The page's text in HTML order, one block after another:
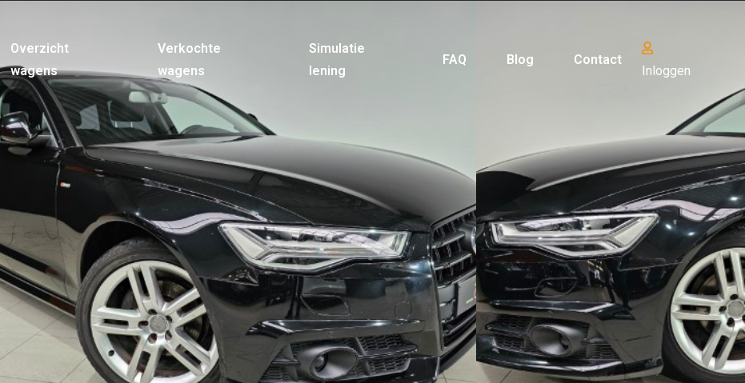
Overzicht
wagens
Verkochte
wagens
Simulatie
lening
FAQ Blog Contact
Inloggen